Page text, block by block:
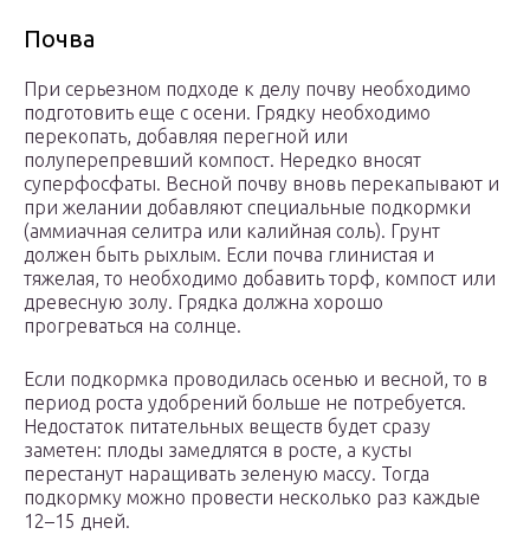
Почва
При серьезном подходе к делу почву необходимо
подготовить еще с осени. Грядку необходимо
перекопать, добавляя перегной или
полуперепревший компост. Нередко вносят
суперфосфаты. Весной почву вновь перекапывают и
при желании добавляют специальные подкормки
(аммиачная селитра или калийная соль). Грунт
должен быть рыхлым. Если почва глинистая и
тяжелая, то необходимо добавить торф, компост или
древесную золу. Грядка должна хорошо
прогреваться на солнце.
Если подкормка проводилась осенью и весной, то в
период роста удобрений больше не потребуется.
Недостаток питательных веществ будет сразу
заметен: плоды замедлятся в росте, а кусты
перестанут наращивать зеленую массу. Тогда
подкормку можно провести несколько раз каждые
12–15 дней.